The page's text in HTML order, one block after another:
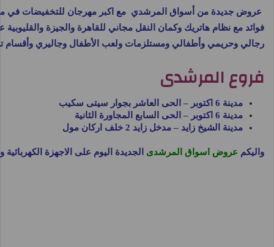
فوائد مع نظام هاتريك وكمان النقل مجاني للقاهرة والجيزة
رجالي وحريمي وأطفالي ومستلزمات ولعب الأطفال وجاليري وأقسام تانية كتير استمتع بالتسوق في أسواق
فروع المرشدى
مدينة 6 اكتوبر – الحى العاشر بجوار سيتى سكيب
مدينة 6 اكتوبر – الحى السابع المجاورة الثانية
مدينة الشيخ زايد – مدخل زايد 2 خلف اركان مول
واليكم عروض اسواق المرشدى الجديدة اليوم على الاجهزة الكهربائية